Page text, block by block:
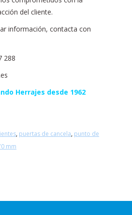
del cliente.
información, contacta con
288
Herrajes desde 1962
, puertas de cancela, punto de
mm